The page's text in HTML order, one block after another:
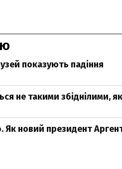
показують падіння
не такими збіднілими,
Як новий президент